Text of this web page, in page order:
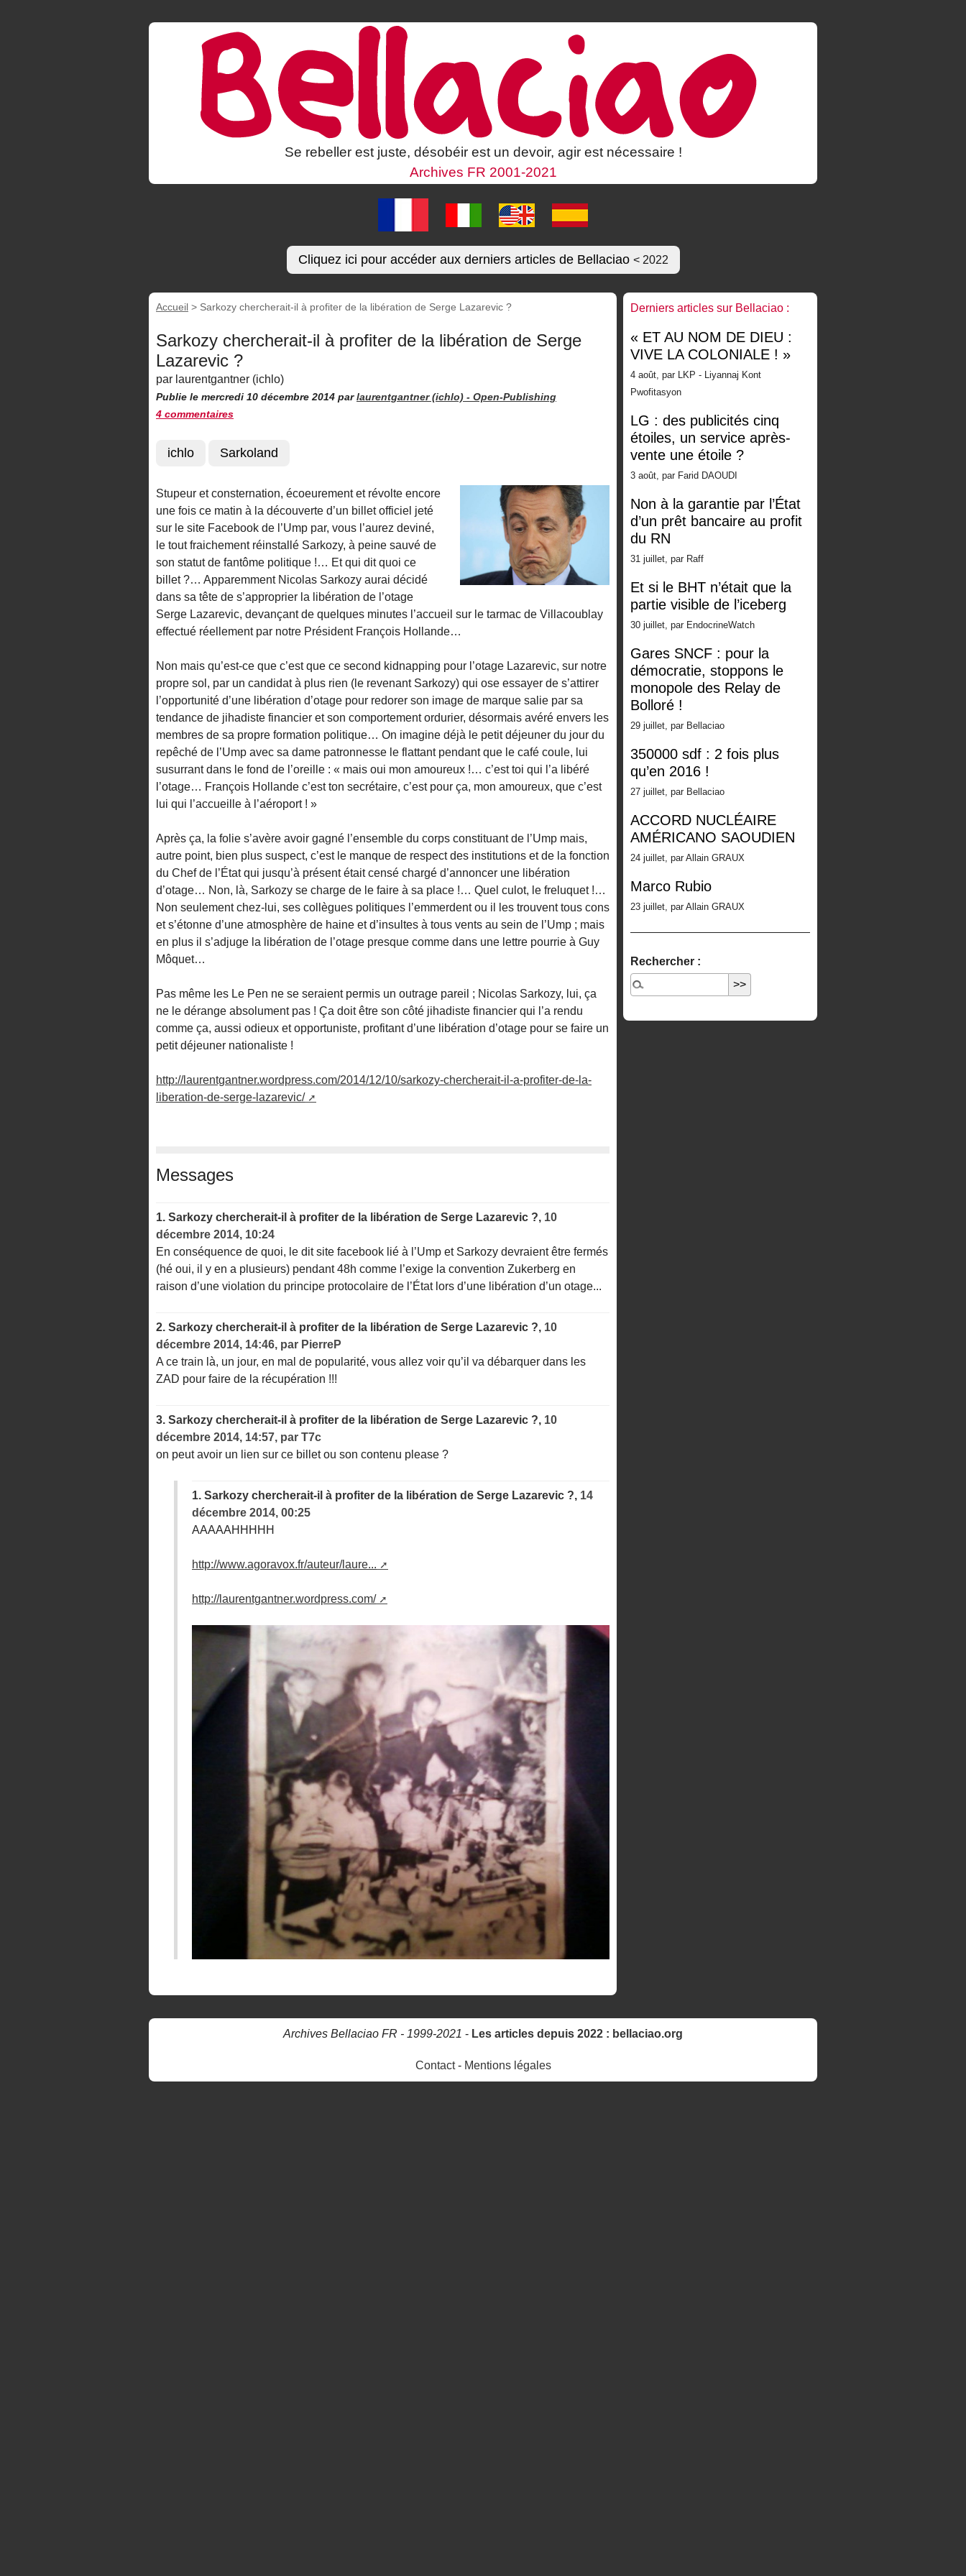
Se rebeller est juste, désobéir est un devoir, agir est nécessaire !
Archives FR 2001-2021
Cliquez ici pour accéder aux derniers articles de Bellaciao < 2022
Accueil > Sarkozy chercherait-il à profiter de la libération de Serge Lazarevic ?
Sarkozy chercherait-il à profiter de la libération de Serge
Lazarevic ?
par laurentgantner (ichlo)
Publie le mercredi 10 décembre 2014 parlaurentgantner (ichlo) - Open-Publishing
4 commentaires
ichlo Sarkoland
Stupeur et consternation, écoeurement et révolte encore
une fois ce matin à la découverte d’un billet officiel jeté
sur le site Facebook de l’Ump par, vous l’aurez deviné,
le tout fraichement réinstallé Sarkozy, à peine sauvé de
son statut de fantôme politique !… Et qui dit quoi ce
billet ?… Apparemment Nicolas Sarkozy aurai décidé
dans sa tête de s’approprier la libération de l’otage
Serge Lazarevic, devançant de quelques minutes l’accueil sur le tarmac de Villacoublay
effectué réellement par notre Président François Hollande…
Non mais qu’est-ce que c’est que ce second kidnapping pour l’otage Lazarevic, sur notre
propre sol, par un candidat à plus rien (le revenant Sarkozy) qui ose essayer de s’attirer
l’opportunité d’une libération d’otage pour redorer son image de marque salie par sa
tendance de jihadiste financier et son comportement ordurier, désormais avéré envers les
membres de sa propre formation politique… On imagine déjà le petit déjeuner du jour du
repêché de l’Ump avec sa dame patronnesse le flattant pendant que le café coule, lui
susurrant dans le fond de l’oreille : « mais oui mon amoureux !… c’est toi qui l’a libéré
l’otage… François Hollande c’est ton secrétaire, c’est pour ça, mon amoureux, que c’est
lui qui l’accueille à l’aéroport ! »
Après ça, la folie s’avère avoir gagné l’ensemble du corps constituant de l’Ump mais,
autre point, bien plus suspect, c’est le manque de respect des institutions et de la fonction
du Chef de l’État qui jusqu’à présent était censé chargé d’annoncer une libération
d’otage… Non, là, Sarkozy se charge de le faire à sa place !… Quel culot, le freluquet !…
Non seulement chez-lui, ses collègues politiques l’emmerdent ou il les trouvent tous cons
et s’étonne d’une atmosphère de haine et d’insultes à tous vents au sein de l’Ump ; mais
en plus il s’adjuge la libération de l’otage presque comme dans une lettre pourrie à Guy
Môquet…
Pas même les Le Pen ne se seraient permis un outrage pareil ; Nicolas Sarkozy, lui, ça
ne le dérange absolument pas ! Ça doit être son côté jihadiste financier qui l’a rendu
comme ça, aussi odieux et opportuniste, profitant d’une libération d’otage pour se faire un
petit déjeuner nationaliste !
http://laurentgantner.wordpress.com/2014/12/10/sarkozy-chercherait-il-a-profiter-de-la-
liberation-de-serge-lazarevic/
Messages
1. Sarkozy chercherait-il à profiter de la libération de Serge Lazarevic ?, 10
décembre 2014, 10:24
En conséquence de quoi, le dit site facebook lié à l’Ump et Sarkozy devraient être fermés
(hé oui, il y en a plusieurs) pendant 48h comme l’exige la convention Zukerberg en
raison d’une violation du principe protocolaire de l’État lors d’une libération d’un otage...
2. Sarkozy chercherait-il à profiter de la libération de Serge Lazarevic ?, 10
décembre 2014, 14:46, par PierreP
A ce train là, un jour, en mal de popularité, vous allez voir qu’il va débarquer dans les
ZAD pour faire de la récupération !!!
3. Sarkozy chercherait-il à profiter de la libération de Serge Lazarevic ?, 10
décembre 2014, 14:57, par T7c
on peut avoir un lien sur ce billet ou son contenu please ?
1. Sarkozy chercherait-il à profiter de la libération de Serge Lazarevic ?, 14
décembre 2014, 00:25
AAAAAHHHHH
http://www.agoravox.fr/auteur/laure...
http://laurentgantner.wordpress.com/
Derniers articles sur Bellaciao :
« ET AU NOM DE DIEU :
VIVE LA COLONIALE ! »
4 août, par LKP - Liyannaj Kont
Pwofitasyon
LG : des publicités cinq
étoiles, un service après-
vente une étoile ?
3 août, par Farid DAOUDI
Non à la garantie par l’État
d’un prêt bancaire au profit
du RN
31 juillet, par Raff
Et si le BHT n’était que la
partie visible de l’iceberg
30 juillet, par EndocrineWatch
Gares SNCF : pour la
démocratie, stoppons le
monopole des Relay de
Bolloré !
29 juillet, par Bellaciao
350000 sdf : 2 fois plus
qu’en 2016 !
27 juillet, par Bellaciao
ACCORD NUCLÉAIRE
AMÉRICANO SAOUDIEN
24 juillet, par Allain GRAUX
Marco Rubio
23 juillet, par Allain GRAUX
Rechercher :
Archives Bellaciao FR - 1999-2021 - Les articles depuis 2022 : bellaciao.org
Contact- Mentions légales